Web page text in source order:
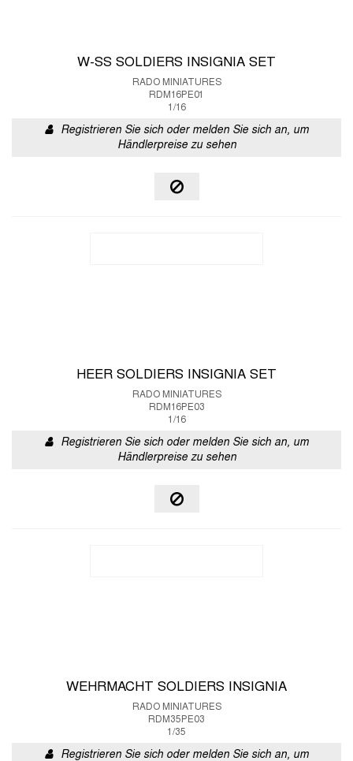
W-SS SOLDIERS INSIGNIA SET
RADO MINIATURES
RDM16PE01
1/16
Registrieren Sie sich oder melden Sie sich an, um
Händlerpreise zu sehen
HEER SOLDIERS INSIGNIA SET
RADO MINIATURES
RDM16PE03
1/16
Registrieren Sie sich oder melden Sie sich an, um
Händlerpreise zu sehen
WEHRMACHT SOLDIERS INSIGNIA
RADO MINIATURES
RDM35PE03
1/35
Registrieren Sie sich oder melden Sie sich an, um